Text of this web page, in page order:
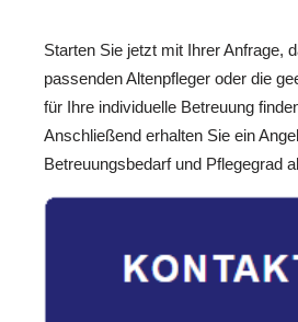
Starten Sie jetzt mit Ihrer Anfrage,
passenden Altenpfleger oder die
für Ihre individuelle Betreuung
Anschließend erhalten Sie ein
Betreuungsbedarf und Pflegegrad